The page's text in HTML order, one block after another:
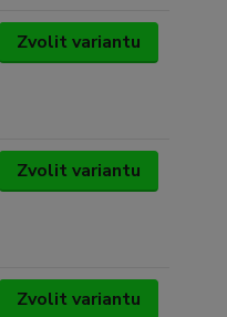
Zvolit variantu
Zvolit variantu
Zvolit variantu